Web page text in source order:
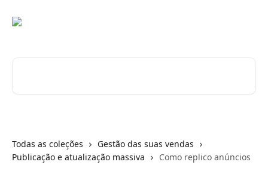
Todas as coleções
Gestão das suas vendas
Publicação e atualização massiva
Como replico anúncios